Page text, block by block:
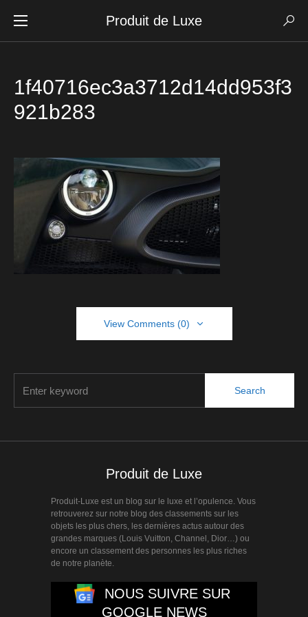
Produit de Luxe
1f40716ec3a3712d14dd953f3
921b283
View Comments (0)
Search
Produit de Luxe
Produit-Luxe est un blog sur le luxe et l’opulence. Vous
retrouverez sur notre blog des classements sur les
objets les plus chers, les dernières actus autour des
grandes marques (Louis Vuitton, Channel, Dior…) ou
encore un classement des personnes les plus riches
de notre planète.
NOUS SUIVRE SUR
GOOGLE NEWS